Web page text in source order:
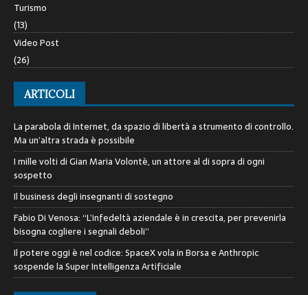
Turismo
(13)
Video Post
(26)
ARTICOLI
La parabola di Internet, da spazio di libertà a strumento di controllo.
Ma un’altra strada è possibile
I mille volti di Gian Maria Volontè, un attore al di sopra di ogni
sospetto
Il business degli insegnanti di sostegno
Fabio Di Venosa: “L’infedeltà aziendale è in crescita, per prevenirla
bisogna cogliere i segnali deboli”
Il potere oggi è nel codice: SpaceX vola in Borsa e Anthropic
sospende la Super Intelligenza Artificiale